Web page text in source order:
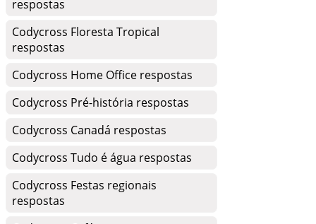
respostas
Codycross Floresta Tropical
respostas
Codycross Home Office respostas
Codycross Pré-história respostas
Codycross Canadá respostas
Codycross Tudo é água respostas
Codycross Festas regionais
respostas